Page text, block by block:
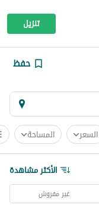
تنزيل
حفظ
السعر المساحة
الأكثر مشاهدة
غير مفروش